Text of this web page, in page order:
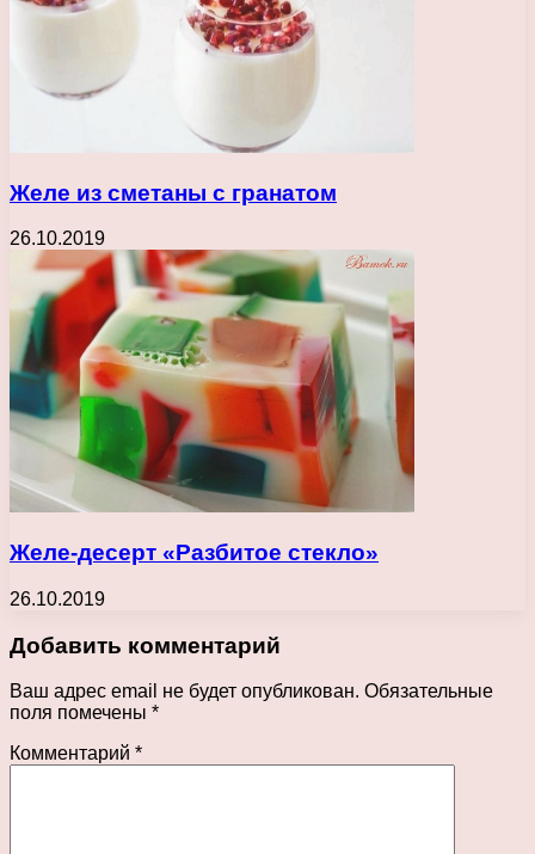
Желе из сметаны с гранатом
26.10.2019
Желе-десерт «Разбитое стекло»
26.10.2019
Добавить комментарий
Ваш адрес email не будет опубликован. Обязательные
поля помечены *
Комментарий *